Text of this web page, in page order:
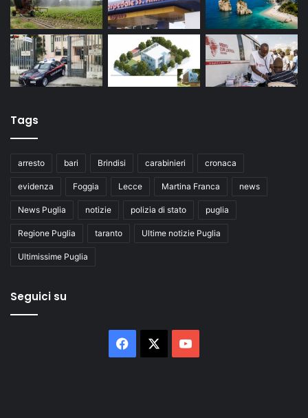
Tags
arresto bari Brindisi carabinieri cronaca
evidenza Foggia Lecce Martina Franca news
News Puglia notizie polizia di stato puglia
Regione Puglia taranto Ultime notizie Puglia
Ultimissime Puglia
Seguici su
Facebook